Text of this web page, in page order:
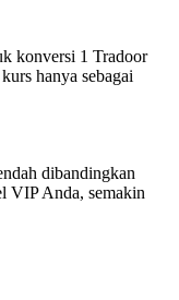
konversi 1 Tradoor
hanya sebagai
dibandingkan
VIP Anda, semakin